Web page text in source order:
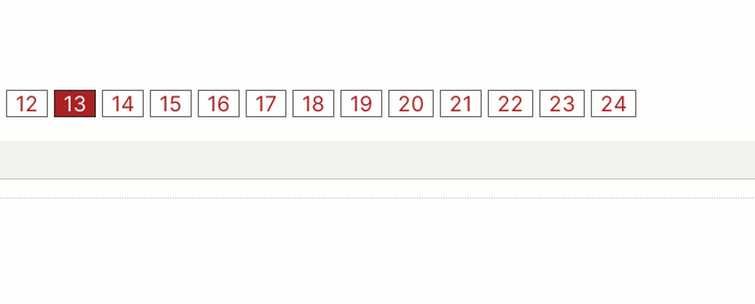
12 13 14 15 16 17 18 19 20 21 22 23 24